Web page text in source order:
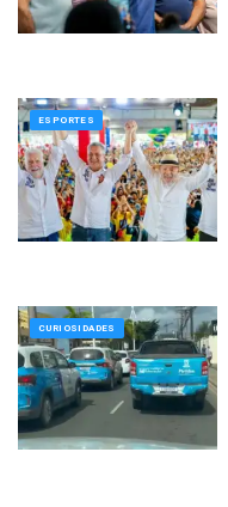
ESPORTES
CURIOSIDADES